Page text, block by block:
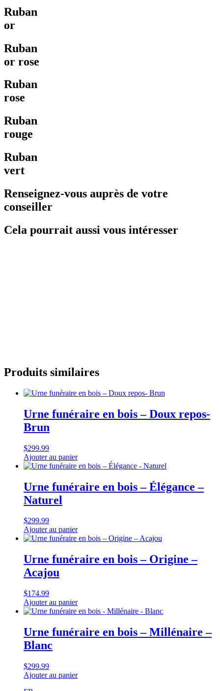
Ruban
or
Ruban
or rose
Ruban
rose
Ruban
rouge
Ruban
vert
Renseignez-vous auprès de votre
conseiller
Cela pourrait aussi vous intéresser
Produits similaires
Urne funéraire en bois – Doux repos-
Brun
$299.99
Ajouter au panier
Urne funéraire en bois – Élégance –
Naturel
$299.99
Ajouter au panier
Urne funéraire en bois – Origine –
Acajou
$174.99
Ajouter au panier
Urne funéraire en bois – Millénaire –
Blanc
$299.99
Ajouter au panier